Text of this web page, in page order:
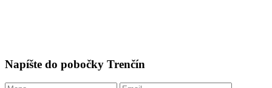
Napíšte do pobočky Trenčín